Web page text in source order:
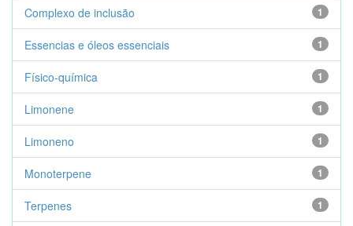
1
Complexo de inclusão
1
Essencias e óleos essenciais
1
Físico-química
1
Limonene
1
Limoneno
1
Monoterpene
1
Terpenes